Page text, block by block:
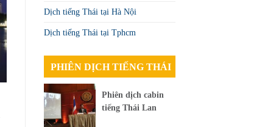
Dịch tiếng Thái tại Hà Nội
Dịch tiếng Thái tại Tphcm
PHIÊN DỊCH TIẾNG THÁI
Phiên dịch cabin
tiếng Thái Lan